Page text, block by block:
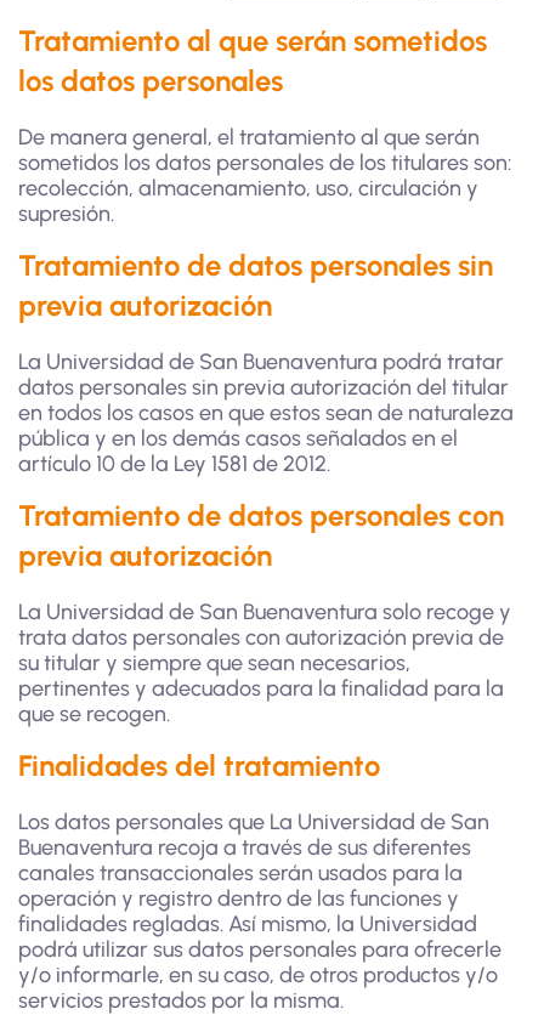
Tratamiento al que serán sometidos
los datos personales
De manera general, el tratamiento al que serán
sometidos los datos personales de los titulares son:
recolección, almacenamiento, uso, circulación y
supresión.
Tratamiento de datos personales sin
previa autorización
La Universidad de San Buenaventura podrá tratar
datos personales sin previa autorización del titular
en todos los casos en que estos sean de naturaleza
pública y en los demás casos señalados en el
artículo 10 de la Ley 1581 de 2012.
Tratamiento de datos personales con
previa autorización
La Universidad de San Buenaventura solo recoge y
trata datos personales con autorización previa de
su titular y siempre que sean necesarios,
pertinentes y adecuados para la finalidad para la
que se recogen.
Finalidades del tratamiento
Los datos personales que La Universidad de San
Buenaventura recoja a través de sus diferentes
canales transaccionales serán usados para la
operación y registro dentro de las funciones y
finalidades regladas. Así mismo, la Universidad
podrá utilizar sus datos personales para ofrecerle
y/o informarle, en su caso, de otros productos y/o
servicios prestados por la misma.